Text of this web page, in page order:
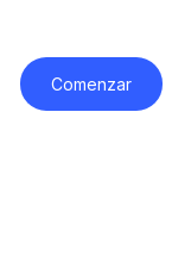
Comenzar